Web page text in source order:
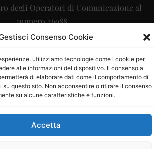
Consenso Cookie
utilizziamo tecnologie come i cookie per
alle informazioni del dispositivo. Il consenso a
di elaborare dati come il comportamento di
su questo sito. Non acconsentire o ritirare il consenso
su alcune caratteristiche e funzioni.
Accetta
degli Operatori di Comunicazione al
numero 26988
La Digitale srl– info@ladigitale.it